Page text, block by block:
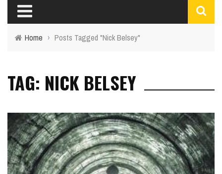
Home › Posts Tagged "Nick Belsey"
TAG: NICK BELSEY